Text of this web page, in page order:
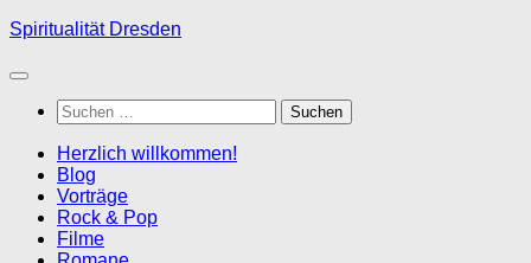
Zum
springen
Spiritualität Dresden
Suchen
nach:
Herzlich willkommen!
Blog
Vorträge
Rock & Pop
Filme